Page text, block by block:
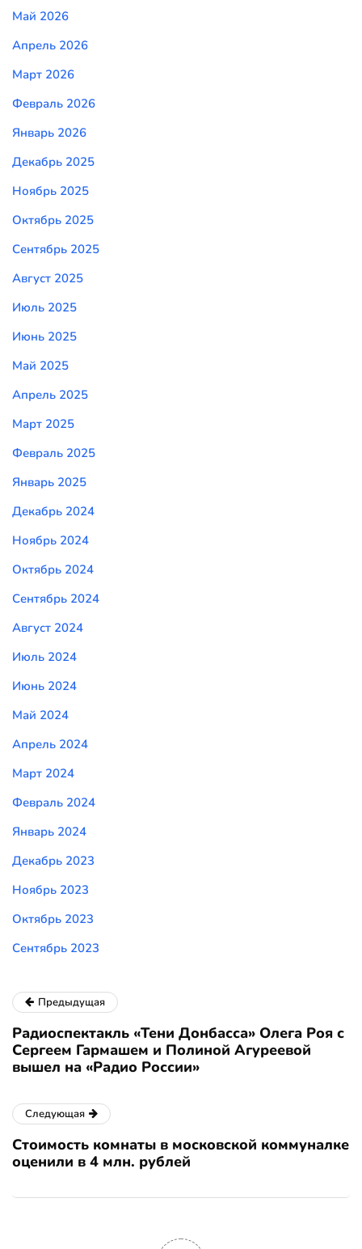
Май 2026
Апрель 2026
Март 2026
Февраль 2026
Январь 2026
Декабрь 2025
Ноябрь 2025
Октябрь 2025
Сентябрь 2025
Август 2025
Июль 2025
Июнь 2025
Май 2025
Апрель 2025
Март 2025
Февраль 2025
Январь 2025
Декабрь 2024
Ноябрь 2024
Октябрь 2024
Сентябрь 2024
Август 2024
Июль 2024
Июнь 2024
Май 2024
Апрель 2024
Март 2024
Февраль 2024
Январь 2024
Декабрь 2023
Ноябрь 2023
Октябрь 2023
Сентябрь 2023
Предыдущая
Радиоспектакль «Тени Донбасса» Олега Роя с
Сергеем Гармашем и Полиной Агуреевой
вышел на «Радио России»
Следующая
Стоимость комнаты в московской коммуналке
оценили в 4 млн. рублей